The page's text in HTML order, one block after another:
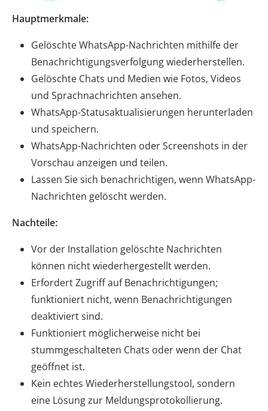
Hauptmerkmale:
Gelöschte WhatsApp-Nachrichten mithilfe der
Benachrichtigungsverfolgung wiederherstellen.
Gelöschte Chats und Medien wie Fotos, Videos
und Sprachnachrichten ansehen.
WhatsApp-Statusaktualisierungen herunterladen
und speichern.
WhatsApp-Nachrichten oder Screenshots in der
Vorschau anzeigen und teilen.
Lassen Sie sich benachrichtigen, wenn WhatsApp-
Nachrichten gelöscht werden.
Nachteile:
Vor der Installation gelöschte Nachrichten
können nicht wiederhergestellt werden.
Erfordert Zugriff auf Benachrichtigungen;
funktioniert nicht, wenn Benachrichtigungen
deaktiviert sind.
Funktioniert möglicherweise nicht bei
stummgeschalteten Chats oder wenn der Chat
geöffnet ist.
Kein echtes Wiederherstellungstool, sondern
eine Lösung zur Meldungsprotokollierung.